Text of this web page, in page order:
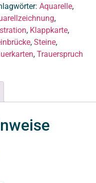
Aquarelle,
,
, Klappkarte,
, Steine,
, Trauerspruch